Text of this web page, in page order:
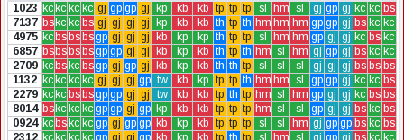
1023 kckc kc kc gj gp gp gj kp kb kb tp tp tp sl hm sl gj gp gj kc kc bs
7137 bskc kc bs gj gj gj gj kp kb kb th tp th hm hm hm gp gp gj bs kc kc
4975 kcbsbsbsgp gj gj gj kb kp kp th tp tp sl hm hm gp gj gj kc bs kc
6857 bsbsbsbsgp gp gj gj kb kp kb th tp th hm sl hm gj gp gj bs kc kc
2709 kcbskc bsgp gj gp gj kb kp kb th th tp sl sl sl gj gj gj bs bs bs
1132 kckc kc kc gj gj gj gp tw kb kp tp tp th hm hm sl gp gp gj kc kc bs
2279 kckc bsbsgp gp gj gj tw kb kb tp th tp hm sl hm gp gj gj kc bs bs
8014 bskc kc kc gp gp gj gp kp kb kb tp tp tp hm sl sl gp gj gj bs kc bs
0924 kcbskc kc gp gj gp gp kb kp kb tp tp tp sl sl hm gj gp gp bs kc bs
2312 kckc kc kc gp gj gj gp kb kp kb tp th tp sl hm sl gj gp gj bs kc kc